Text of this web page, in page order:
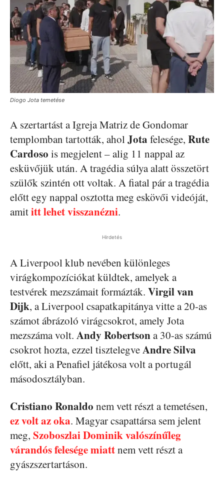
Diogo Jota temetése
A szertartást a Igreja Matriz de Gondomar
templomban tartották, aholJota felesége, Rute
Cardoso is megjelent – alig 11 nappal az
esküvőjük után. A tragédia súlya alatt összetört
szülők szintén ott voltak. A fiatal pár a tragédia
előtt egy nappal osztotta meg eskövői videóját,
amititt lehet visszanézni.
Hirdetés
A Liverpool klub nevében különleges
virágkompozíciókat küldtek, amelyek a
testvérek mezszámait formázták. Virgil van
Dijk, a Liverpool csapatkapitánya vitte a 20-as
számot ábrázoló virágcsokrot, amely Jota
mezszáma volt. Andy Robertsona 30-as számú
csokrot hozta, ezzel tisztelegveAndre Silva
előtt, aki a Penafiel játékosa volt a portugál
másodosztályban.
Cristiano Ronaldo nem vett részt a temetésen,
ez volt az oka. Magyar csapattársa sem jelent
meg, Szoboszlai Dominik valószínűleg
várandós felesége miattnem vett részt a
gyászszertartáson.